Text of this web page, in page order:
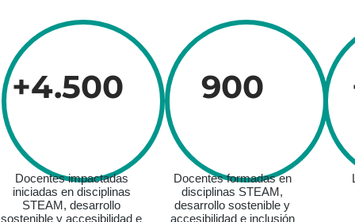
+4.500 900
Docentes impactadas
iniciadas en disciplinas
STEAM, desarrollo
sostenible y accesibilidad e
Docentes formadas en
disciplinas STEAM,
desarrollo sostenible y
accesibilidad e inclusión